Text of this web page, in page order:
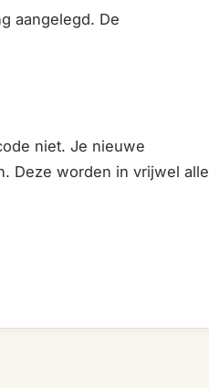
aangelegd. De
niet. Je nieuwe
Deze worden in vrijwel alle